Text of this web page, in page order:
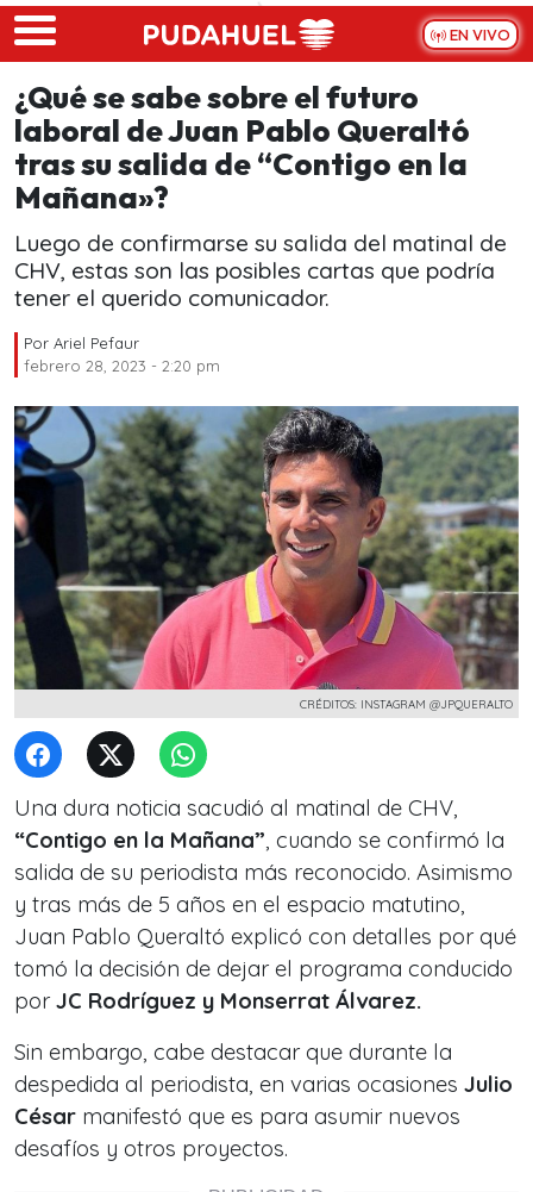
Skip to main content
EN VIVO
¿Qué se sabe sobre el futuro
laboral de Juan Pablo Queraltó
tras su salida de “Contigo en la
Mañana»?
Luego de confirmarse su salida del matinal de
CHV, estas son las posibles cartas que podría
tener el querido comunicador.
Por Ariel Pefaur
febrero 28, 2023 - 2:20 pm
CRÉDITOS: INSTAGRAM @JPQUERALTO
Una dura noticia sacudió al matinal de CHV,
“Contigo en la Mañana”, cuando se confirmó la
salida de su periodista más reconocido. Asimismo
y tras más de 5 años en el espacio matutino,
Juan Pablo Queraltó explicó con detalles por qué
tomó la decisión de dejar el programa conducido
por JC Rodríguez y Monserrat Álvarez.
Sin embargo, cabe destacar que durante la
despedida al periodista, en varias ocasiones Julio
César manifestó que es para asumir nuevos
desafíos y otros proyectos.